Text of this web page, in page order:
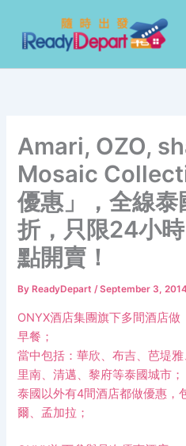
content
Amari, OZO,
Mosaic
優惠」，全線
折，只限24小
點開賣！
By ReadyDepart/September 3,
ONYX酒店集團旗下多間酒店
早餐；
當中包括：華欣、布吉、芭堤
里南、清邁、黎府等泰國城市；
泰國以外有4間酒店都做優惠，
爾、孟加拉；